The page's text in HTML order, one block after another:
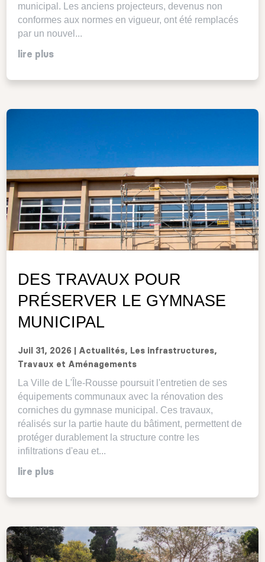
municipal. Les anciens projecteurs, devenus non
conformes aux normes en vigueur, ont été remplacés
par un nouvel...
lire plus
DES TRAVAUX POUR
PRÉSERVER LE GYMNASE
MUNICIPAL
Juil 31, 2026 Actualités, Les infrastructures,
Travaux et Aménagements
La Ville de L'Île-Rousse poursuit l'entretien de ses
équipements communaux avec la rénovation des
corniches du gymnase municipal. Ces travaux,
réalisés sur la partie haute du bâtiment, permettent de
protéger durablement la structure contre les
infiltrations d'eau et...
lire plus